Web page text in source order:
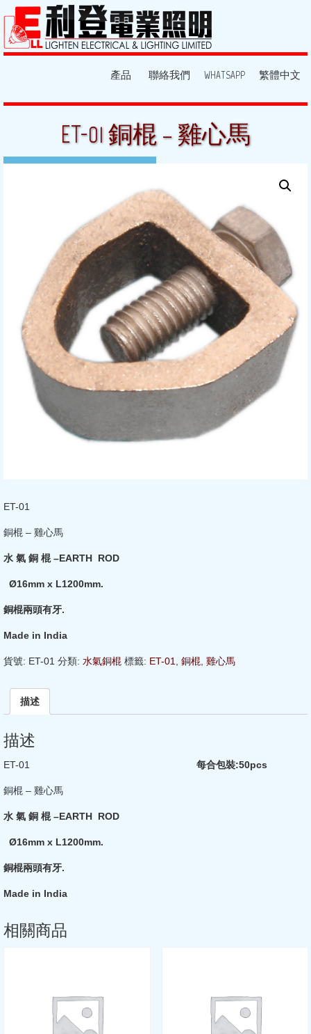
產品 聯絡我們 WHATSAPP 繁體中文
ET-01 銅棍 – 雞心馬
lighten
Posted in
ET-01
銅棍 – 雞心馬
水 氣 銅 棍 –EARTH ROD
Ø16mm x L1200mm.
銅棍兩頭有牙.
Made in India
貨號: ET-01 分類: 水氣銅棍 標籤: ET-01, 銅棍, 雞心馬
描述
描述
ET-01 每合包裝:50pcs
銅棍 – 雞心馬
水 氣 銅 棍 –EARTH ROD
Ø16mm x L1200mm.
銅棍兩頭有牙.
Made in India
相關商品